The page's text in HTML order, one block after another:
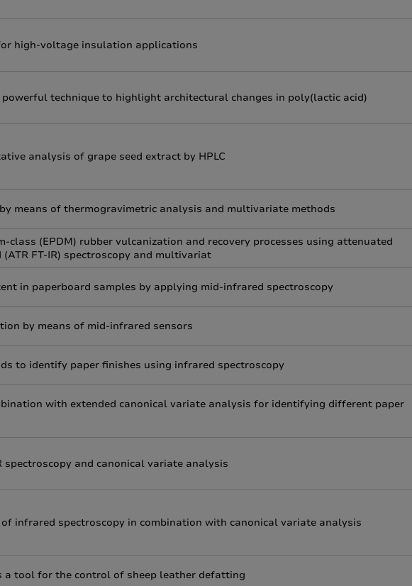
high-voltage insulation applications
technique to highlight architectural changes in poly(lactic acid)
analysis of grape seed extract by HPLC
means of thermogravimetric analysis and multivariate methods
class (EPDM) rubber vulcanization and recovery processes using attenuated
FT-IR) spectroscopy and multivariat
in paperboard samples by applying mid-infrared spectroscopy
by means of mid-infrared sensors
to identify paper finishes using infrared spectroscopy
with extended canonical variate analysis for identifying different paper
and canonical variate analysis
infrared spectroscopy in combination with canonical variate analysis
a tool for the control of sheep leather defatting